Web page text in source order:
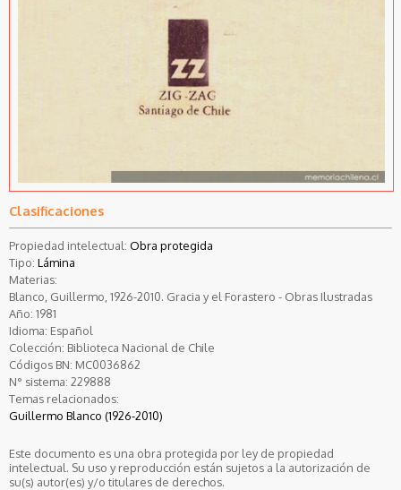
Clasificaciones
Propiedad intelectual: Obra protegida
Tipo: Lámina
Materias:
Blanco, Guillermo, 1926-2010. Gracia y el Forastero - Obras Ilustradas
Año: 1981
Idioma: Español
Colección: Biblioteca Nacional de Chile
Códigos BN: MC0036862
N° sistema: 229888
Temas relacionados:
Guillermo Blanco (1926-2010)
Este documento es una obra protegida por ley de propiedad
intelectual. Su uso y reproducción están sujetos a la autorización de
su(s) autor(es) y/o titulares de derechos.